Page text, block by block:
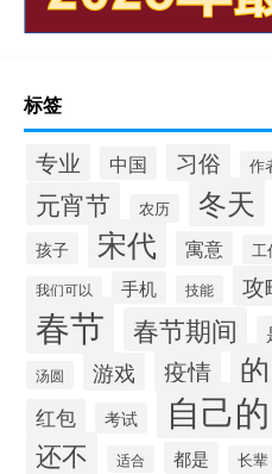
标签
专业 中国 习俗 作
元宵节 农历 冬天
孩子 宋代 寓意 工
我们可以 手机 技能 攻
春节 春节期间
汤圆 游戏 疫情
红包 考试 自己的
还不 适合 都是 长辈